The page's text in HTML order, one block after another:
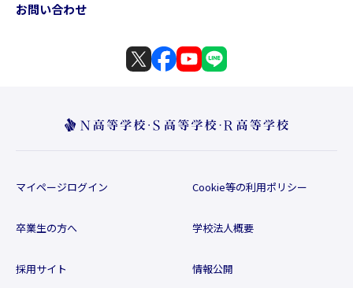
お問い合わせ
マイページログイン
卒業生の方へ
採用サイト
Cookie等の利用ポリシー
学校法人概要
情報公開